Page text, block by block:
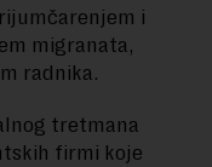
i
migranata,
radnika.
tretmana
firmi koje